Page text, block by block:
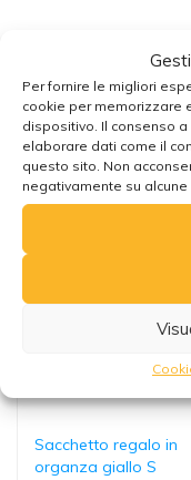
Per fornire le migliori
cookie per memorizzare
dispositivo. Il consenso
elaborare dati come il
questo sito. Non
negativamente su
Potrebbe
Sacchetto regalo in
organza giallo S